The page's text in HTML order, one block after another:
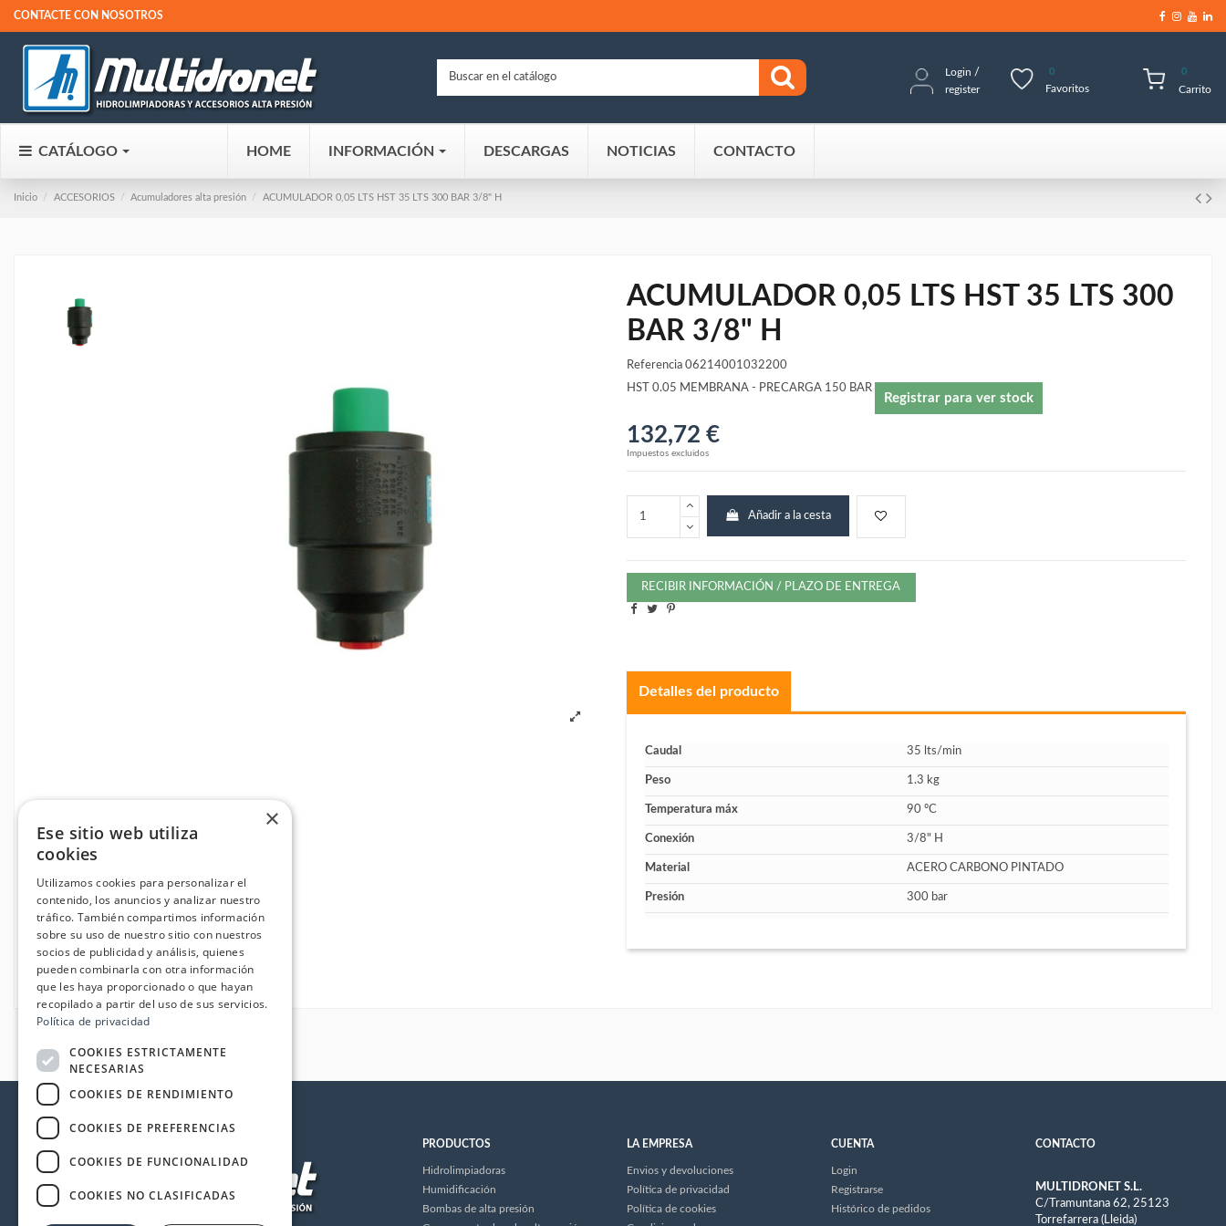
CONTACTE CON NOSOTROS
Login /
register
0
Favoritos
0
Carrito
CATÁLOGO HOME INFORMACIÓN DESCARGAS NOTICIAS CONTACTO
Inicio ACCESORIOS Acumuladores alta presión ACUMULADOR 0,05 LTS HST 35 LTS 300 BAR 3/8" H
ACUMULADOR 0,05 LTS HST 35 LTS 300
BAR 3/8" H
Referencia 06214001032200
HST 0.05 MEMBRANA - PRECARGA 150 BAR
Registrar para ver stock
132,72 €
Impuestos excluidos
Añadir a la cesta
RECIBIR INFORMACIÓN / PLAZO DE ENTREGA
Detalles del producto
Caudal 35 lts/min
Peso 1.3 kg
Temperatura máx 90 ºC
Conexión 3/8" H
Material ACERO CARBONO PINTADO
Presión 300 bar
PRODUCTOS
Hidrolimpiadoras
Humidificación
Bombas de alta presión
LA EMPRESA
Envios y devoluciones
Política de privacidad
Política de cookies
CUENTA
Login
Registrarse
Histórico de pedidos
CONTACTO
MULTIDRONET S.L.
C/Tramuntana 62, 25123
Torrefarrera (Lleida)
×
Ese sitio web utiliza
cookies
Utilizamos cookies para personalizar el
contenido, los anuncios y analizar nuestro
tráfico. También compartimos información
sobre su uso de nuestro sitio con nuestros
socios de publicidad y análisis, quienes
pueden combinarla con otra información
que les haya proporcionado o que hayan
recopilado a partir del uso de sus servicios.
Política de privacidad
COOKIES ESTRICTAMENTE
NECESARIAS
COOKIES DE RENDIMIENTO
COOKIES DE PREFERENCIAS
COOKIES DE FUNCIONALIDAD
COOKIES NO CLASIFICADAS